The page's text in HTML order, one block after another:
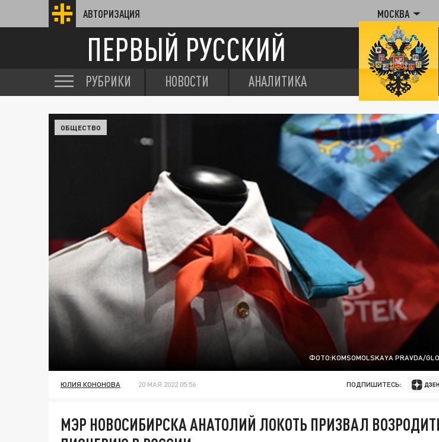
АВТОРИЗАЦИЯ МОСКВА
ПЕРВЫЙ РУССКИЙ
РУБРИКИ НОВОСТИ АНАЛИТИКА
ФОТО:KOMSOMOLSKAYA PRAVDA/
ОБЩЕСТВО
ЮЛИЯ КОНОНОВА 20 МАЯ 2022 05:56 ПОДПИШИТЕСЬ:
МЭР НОВОСИБИРСКА АНАТОЛИЙ ЛОКОТЬ ПРИЗВАЛ